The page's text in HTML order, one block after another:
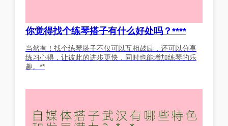
你觉得找个练琴搭子有什么好处吗？****
当然有！找个练琴搭子不仅可以互相鼓励，还可以分享
练习心得，让彼此的进步更快，同时也能增加练琴的乐
趣。**